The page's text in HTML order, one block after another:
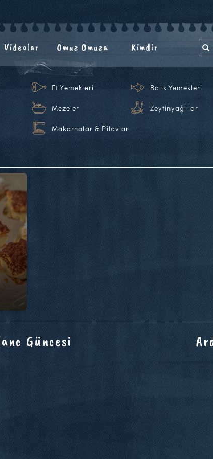
Videolar Omuz Omuza Kimdir
Et Yemekleri Balık Yemekleri
Mezeler Zeytinyağlılar
Makarnalar & Pilavlar
Güncesi